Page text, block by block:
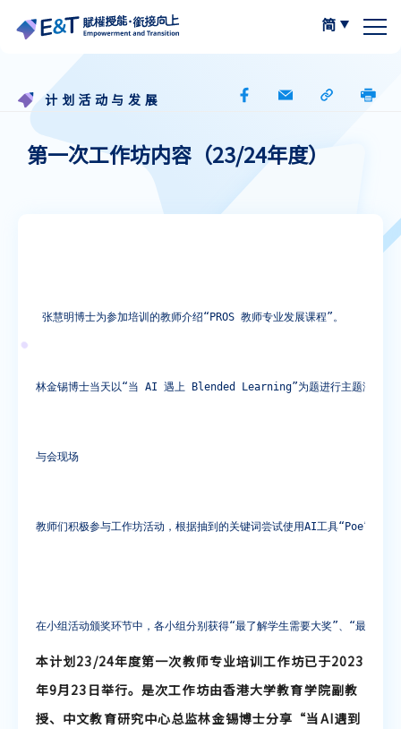
计划内容
最新动态
关于比赛
作品集
阅读教学资源
A A A
简
计划活动与发展
第一次工作坊内容（23/24年度）
张慧明博士为参加培训的教师介绍“PROS 教师专业发展课程”。
林金锡博士当天以“当 AI 遇上 Blended Learning”为题进行主题演讲。
与会现场
教师们积极参与工作坊活动，根据抽到的关键词尝试使用AI工具“Poe”生成
在小组活动颁奖环节中，各小组分别获得“最了解学生需要大奖”、“最能驾
本计划23/24年度第一次教师专业培训工作坊已于2023
年9月23日举行。是次工作坊由香港大学教育学院副教
授、中文教育研究中心总监林金锡博士分享“当AI遇到